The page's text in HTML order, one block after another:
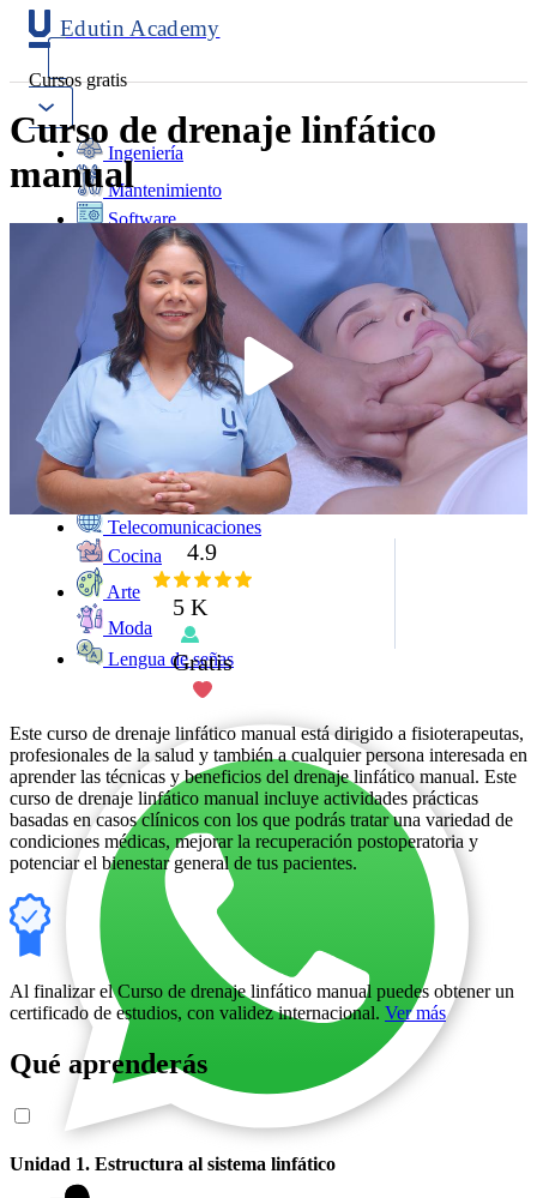
Edutin Academy
Cursos gratis
Ingeniería
Mantenimiento
Software
Diseño
Negocios
Salud
Programación
Marketing
Idiomas
Deporte
Psicología y Educación
Ciencias
Telecomunicaciones
Cocina
Arte
Moda
Lengua de señas
Curso de drenaje linfático
manual
4.9
5 K
Gratis
Este curso de drenaje linfático manual está dirigido a fisioterapeutas,
profesionales de la salud y también a cualquier persona interesada en
aprender las técnicas y beneficios del drenaje linfático manual. Este
curso de drenaje linfático manual incluye actividades prácticas
basadas en casos clínicos con los que podrás tratar una variedad de
condiciones médicas, mejorar la recuperación postoperatoria y
potenciar el bienestar general de tus pacientes.
Al finalizar el Curso de drenaje linfático manual puedes obtener un
certificado de estudios, con validez internacional. Ver más
Qué aprenderás
Unidad 1. Estructura al sistema linfático